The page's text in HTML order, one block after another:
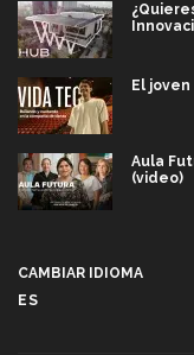
El
Aula
(video)
CAMBIAR IDIOMA
ES